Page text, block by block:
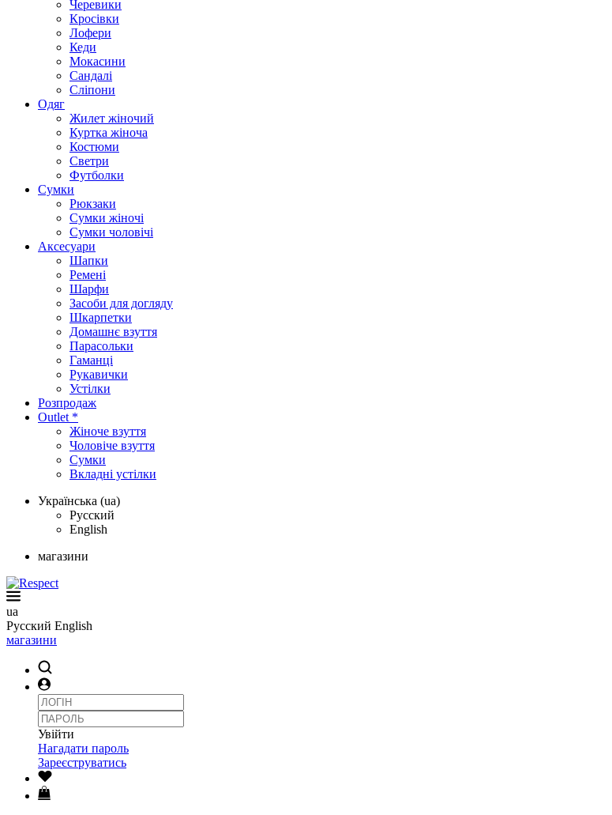
Черевики
Кросівки
Лофери
Кеди
Мокасини
Сандалі
Сліпони
Одяг
Жилет жіночий
Куртка жіноча
Костюми
Светри
Футболки
Сумки
Рюкзаки
Сумки жіночі
Сумки чоловічі
Аксеcуари
Шапки
Ремені
Шарфи
Засоби для догляду
Шкарпетки
Домашнє взуття
Парасольки
Гаманці
Рукавички
Устілки
Розпродаж
Outlet *
Жіноче взуття
Чоловіче взуття
Сумки
Вкладні устілки
Українська (ua)
Русский
English
магазини
ua
Русский English
магазини
Увійти
Нагадати пароль
Зареєструватись